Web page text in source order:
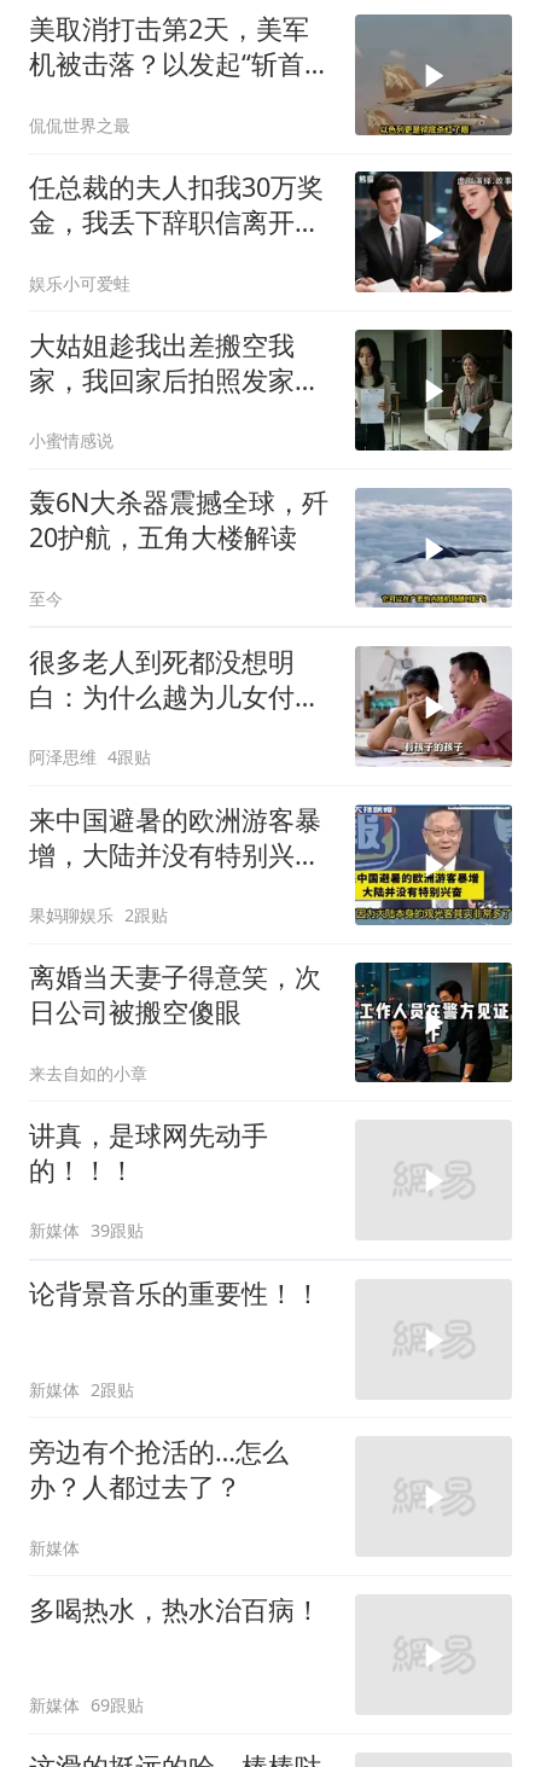
美取消打击第2天，美军
机被击落？以发起“斩首行
侃侃世界之最
任总裁的夫人扣我30万奖
金，我丢下辞职信离开，
你签约
娱乐小可爱蛙
大姑姐趁我出差搬空我
家，我回家后拍照发家族
小蜜情感说
轰6N大杀器震撼全球，歼
20护航，五角大楼解读
至今
很多老人到死都没想明
白：为什么越为儿女付
阿泽思维 4跟贴
来中国避暑的欧洲游客暴
增，大陆并没有特别兴
果妈聊娱乐 2跟贴
离婚当天妻子得意笑，次
日公司被搬空傻眼
来去自如的小章
讲真，是球网先动手
的！！！
新媒体 39跟贴
论背景音乐的重要性！！
新媒体 2跟贴
旁边有个抢活的…怎么
办？人都过去了？
新媒体
多喝热水，热水治百病！
新媒体 69跟贴